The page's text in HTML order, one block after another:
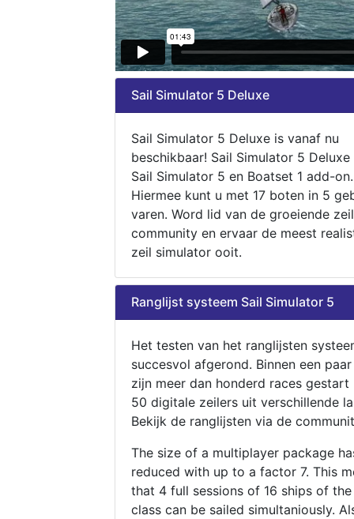
Sail Simulator 5 Deluxe
Sail Simulator 5 Deluxe is vanaf nu
beschikbaar! Sail Simulator 5
Sail Simulator 5 en Boatset 1 add-on.
Hiermee kunt u met 17 boten in 5
varen. Word lid van de groeiende zeil
community en ervaar de meest
zeil simulator ooit.
Ranglijst systeem Sail Simulator 5
Het testen van het ranglijsten
succesvol afgerond. Binnen een
zijn meer dan honderd races gestart
50 digitale zeilers uit verschillende
Bekijk de ranglijsten via de
The size of a multiplayer package
reduced with up to a factor 7. This
that 4 full sessions of 16 ships of
class can be sailed simultaniously.